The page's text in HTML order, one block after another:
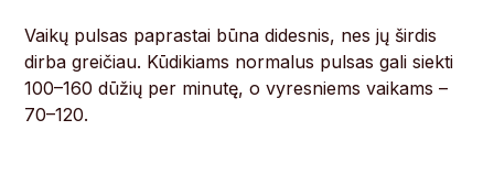
Vaikų pulsas paprastai būna didesnis, nes jų širdis
dirba greičiau. Kūdikiams normalus pulsas gali siekti
100–160 dūžių per minutę, o vyresniems vaikams –
70–120.